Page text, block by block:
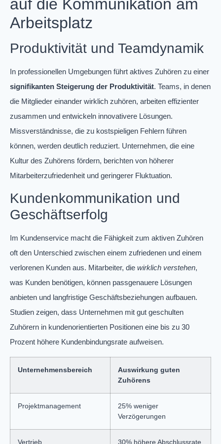
auf die Kommunikation am
Arbeitsplatz
Produktivität und Teamdynamik
In professionellen Umgebungen führt aktives Zuhören zu einer
signifikanten Steigerung der Produktivität. Teams, in denen
die Mitglieder einander wirklich zuhören, arbeiten effizienter
zusammen und entwickeln innovativere Lösungen.
Missverständnisse, die zu kostspieligen Fehlern führen
können, werden deutlich reduziert. Unternehmen, die eine
Kultur des Zuhörens fördern, berichten von höherer
Mitarbeiterzufriedenheit und geringerer Fluktuation.
Kundenkommunikation und
Geschäftserfolg
Im Kundenservice macht die Fähigkeit zum aktiven Zuhören
oft den Unterschied zwischen einem zufriedenen und einem
verlorenen Kunden aus. Mitarbeiter, die wirklich verstehen,
was Kunden benötigen, können passgenauere Lösungen
anbieten und langfristige Geschäftsbeziehungen aufbauen.
Studien zeigen, dass Unternehmen mit gut geschulten
Zuhörern in kundenorientierten Positionen eine bis zu 30
Prozent höhere Kundenbindungsrate aufweisen.
Unternehmensbereich
Auswirkung guten
Zuhörens
Projektmanagement
25% weniger
Verzögerungen
Vertrieb 30% höhere Abschlussrate